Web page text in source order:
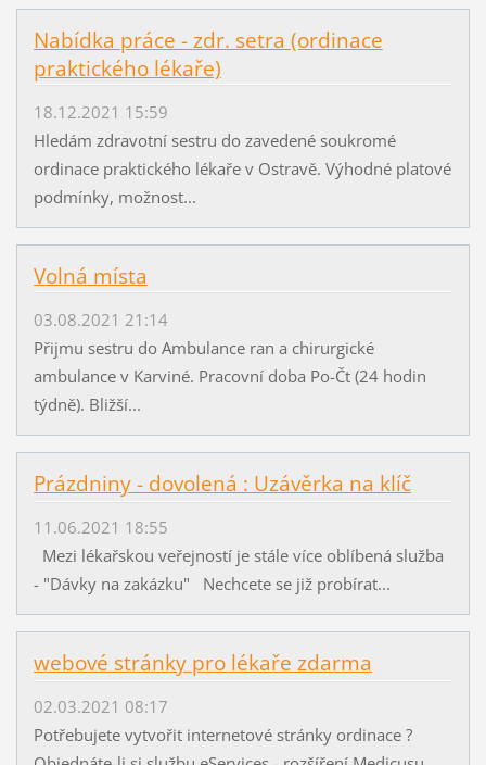
Nabídka práce - zdr. setra (ordinace
praktického lékaře)
18.12.2021 15:59
Hledám zdravotní sestru do zavedené soukromé
ordinace praktického lékaře v Ostravě. Výhodné platové
podmínky, možnost...
Volná místa
03.08.2021 21:14
Přijmu sestru do Ambulance ran a chirurgické
ambulance v Karviné. Pracovní doba Po-Čt (24 hodin
týdně). Bližší...
Prázdniny - dovolená : Uzávěrka na klíč
11.06.2021 18:55
Mezi lékařskou veřejností je stále více oblíbená služba
- "Dávky na zakázku" Nechcete se již probírat...
webové stránky pro lékaře zdarma
02.03.2021 08:17
Potřebujete vytvořit internetové stránky ordinace ?